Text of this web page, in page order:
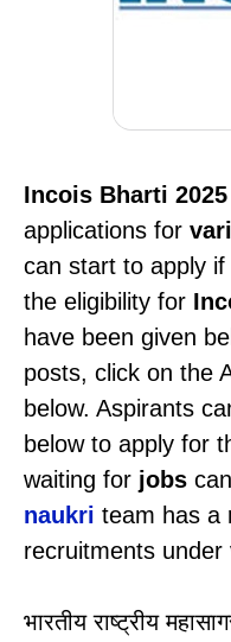
Incois Bharti 2025
applications for
can start to apply if
the eligibility for
have been given
posts, click on the
below. Aspirants
below to apply for
waiting for jobs
naukri team has a
recruitments under
भारतीय राष्ट्रीय